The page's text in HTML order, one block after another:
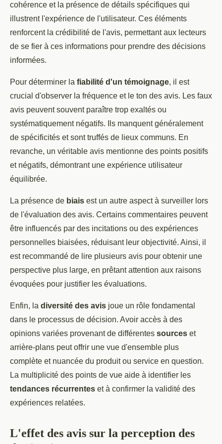
cohérence et la présence de détails spécifiques qui
illustrent l'expérience de l'utilisateur. Ces éléments
renforcent la crédibilité de l'avis, permettant aux lecteurs
de se fier à ces informations pour prendre des décisions
informées.
Pour déterminer la fiabilité d'un témoignage, il est
crucial d'observer la fréquence et le ton des avis. Les faux
avis peuvent souvent paraître trop exaltés ou
systématiquement négatifs. Ils manquent généralement
de spécificités et sont truffés de lieux communs. En
revanche, un véritable avis mentionne des points positifs
et négatifs, démontrant une expérience utilisateur
équilibrée.
La présence de biais est un autre aspect à surveiller lors
de l'évaluation des avis. Certains commentaires peuvent
être influencés par des incitations ou des expériences
personnelles biaisées, réduisant leur objectivité. Ainsi, il
est recommandé de lire plusieurs avis pour obtenir une
perspective plus large, en prêtant attention aux raisons
évoquées pour justifier les évaluations.
Enfin, la diversité des avis joue un rôle fondamental
dans le processus de décision. Avoir accès à des
opinions variées provenant de différentes sources et
arrière-plans peut offrir une vue d'ensemble plus
complète et nuancée du produit ou service en question.
La multiplicité des points de vue aide à identifier les
tendances récurrentes et à confirmer la validité des
expériences relatées.
L'effet des avis sur la perception des